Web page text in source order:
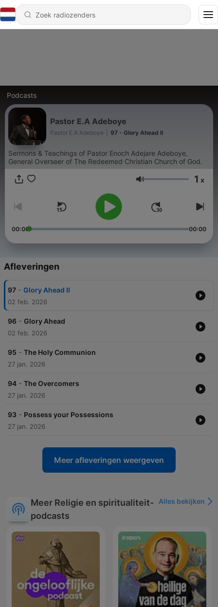
Podcasts
Pastor E.A Adeboye
Pastor E.A Adeboye 97 - Glory Ahead II
Sermons & Teachings of Pastor Enoch Adejare Adeboye,
General Overseer of The Redeemed Christian Church of God.
Volume 1 x
00:00 00:00
Afleveringen
97 - Glory Ahead II
02 feb. 2026
96 - Glory Ahead
02 feb. 2026
95 - The Holy Communion
27 jan. 2026
94 - The Overcomers
27 jan. 2026
93 - Possess your Possessions
27 jan. 2026
Meer afleveringen weergeven
Meer Religie en spiritualiteit-
podcasts
Alles bekijken